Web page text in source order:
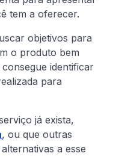
tem a oferecer.
objetivos para
o produto bem
identificar
para
já exista,
, ou que outras
a esse